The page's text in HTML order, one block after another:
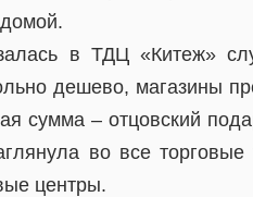
в ТДЦ «Китеж»
дешево, магазины
сумма – отцовский
во все
центры.